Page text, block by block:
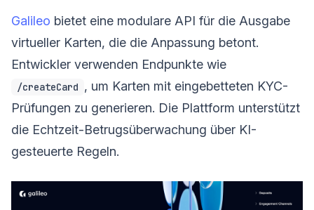
Galileo bietet eine modulare API für die Ausgabe
virtueller Karten, die die Anpassung betont.
Entwickler verwenden Endpunkte wie
/createCard , um Karten mit eingebetteten KYC-
Prüfungen zu generieren. Die Plattform unterstützt
die Echtzeit-Betrugsüberwachung über KI-
gesteuerte Regeln.